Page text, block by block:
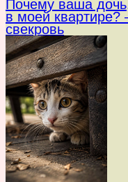
Почему ваша
в моей квартире?
свекровь